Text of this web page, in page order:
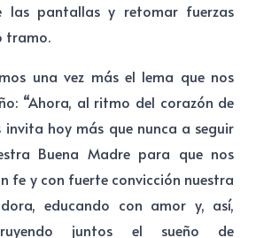
las pantallas y retomar fuerzas
tramo.
vez más el lema que nos
“Ahora, al ritmo del corazón de
invita hoy más que nunca a seguir
Buena Madre para que nos
fe y con fuerte convicción nuestra
educando con amor y, así,
juntos el sueño de